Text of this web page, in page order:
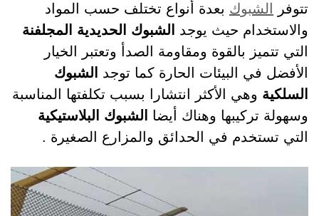
تتوفر الشبوك بعدة أنواع تختلف حسب المواد
والاستخدام حيث يوجد الشبوك الحديدية المجلفنة
التي تتميز بالقوة ومقاومة الصدأ وتعتبر الخيار
الأفضل في البيئات الحارة كما توجد
الشبوك
السلكية وهي الأكثر انتشارا بسبب تكلفتها المناسبة
وسهولة تركيبها وهناك أيضا
الشبوك البلاستيكية
التي تستخدم في الحدائق والمزارع الصغيرة .